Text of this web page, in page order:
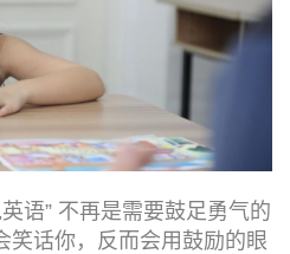
” 不再是需要鼓足勇气的
笑话你，反而会用鼓励的眼